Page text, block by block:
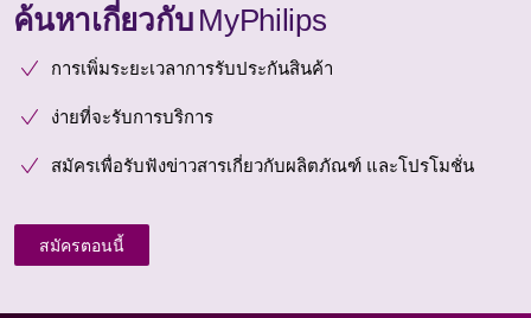
ค้นหาเกี่ยวกับ MyPhilips
การเพิ่มระยะเวลาการรับประกันสินค้า
ง่ายที่จะรับการบริการ
สมัครเพื่อรับฟังข่าวสารเกี่ยวกับผลิตภัณฑ์ และโปรโมชั่น
สมัครตอนนี้